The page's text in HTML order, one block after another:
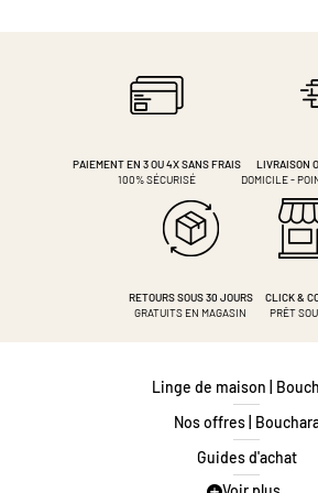
PAIEMENT EN 3 OU 4XSANS FRAIS
100% SÉCURISÉ
LIVRAISON
DOMICILE -
RETOURS SOUS 30 JOURS
GRATUITS EN MAGASIN
CLICK &
PRÊT
Linge de maison |
Nos offres |
Guides d'achat